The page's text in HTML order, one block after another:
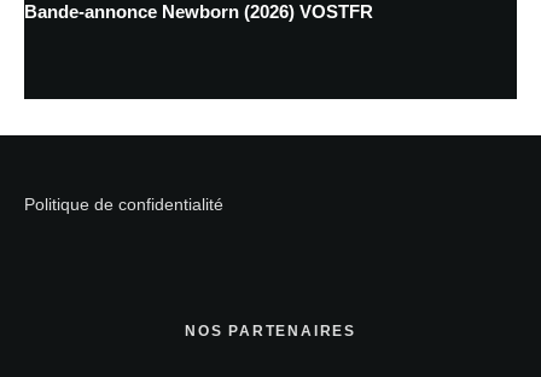
Bande-annonce Newborn (2026) VOSTFR
Politique de confidentialité
NOS PARTENAIRES